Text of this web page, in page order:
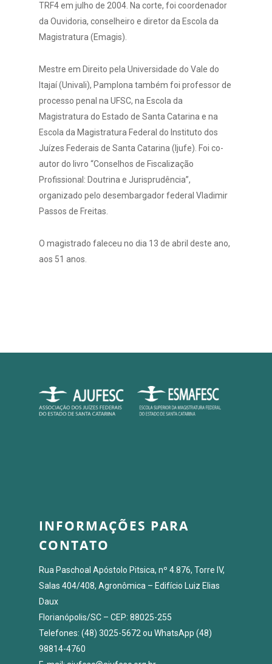
TRF4 em julho de 2004. Na corte, foi coordenador
da Ouvidoria, conselheiro e diretor da Escola da
Magistratura (Emagis).
Mestre em Direito pela Universidade do Vale do
Itajaí (Univali), Pamplona também foi professor de
processo penal na UFSC, na Escola da
Magistratura do Estado de Santa Catarina e na
Escola da Magistratura Federal do Instituto dos
Juízes Federais de Santa Catarina (Ijufe). Foi co-
autor do livro “Conselhos de Fiscalização
Profissional: Doutrina e Jurisprudência”,
organizado pelo desembargador federal Vladimir
Passos de Freitas.
O magistrado faleceu no dia 13 de abril deste ano,
aos 51 anos.
INFORMAÇÕES PARA
CONTATO
Rua Paschoal Apóstolo Pitsica, nº 4.876, Torre IV,
Salas 404/408, Agronômica – Edifício Luiz Elias
Daux
Florianópolis/SC – CEP: 88025-255
Telefones: (48) 3025-5672 ou WhatsApp (48)
98814-4760